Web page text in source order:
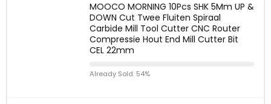
MOOCO MORNING 10Pcs SHK 5Mm UP &
DOWN Cut Twee Fluiten Spiraal
Carbide Mill Tool Cutter CNC Router
Compressie Hout End Mill Cutter Bit
CEL 22mm
Already Sold: 54%